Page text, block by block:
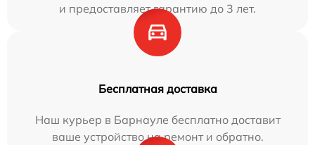
и предоставляет гарантию до 3 лет.
Бесплатная доставка
Наш курьер в Барнауле бесплатно доставит
ваше устройство на ремонт и обратно.